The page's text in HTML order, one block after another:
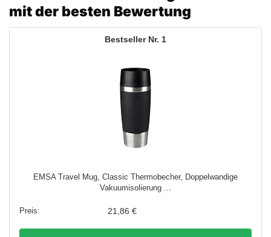
mit der besten Bewertung
1
EMSA Travel Mug, Classic Thermobecher, Doppelwandige
Vakuumisolierung ...
21,86 €